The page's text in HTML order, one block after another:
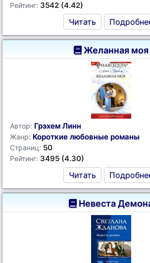
Рейтинг: 3542 (4.42)
Читать
Желанная моя
Автор: Грэхем Линн
Жанр: Короткие любовные романы
Страниц: 50
Рейтинг: 3495 (4.30)
Читать
Невеста